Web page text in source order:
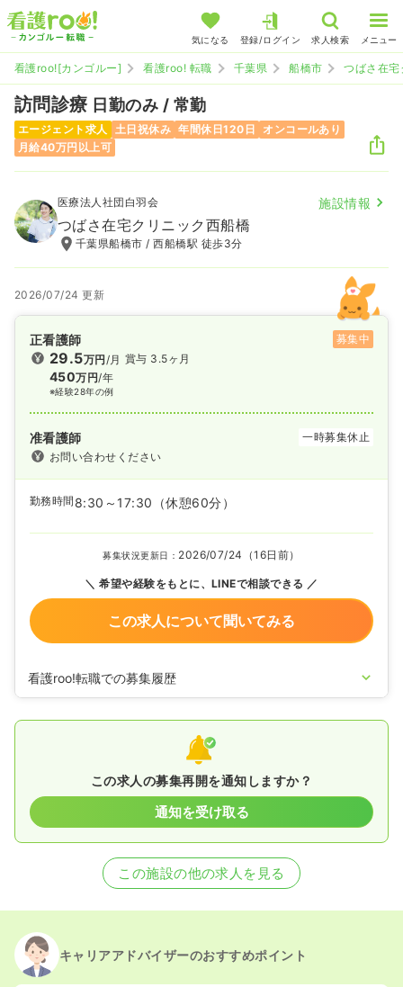
気になる 登録/ログイン 求人検索 メニュー
看護roo![カンゴルー] 看護roo! 転職 千葉県 船橋市 つばさ在
訪問診療 日勤のみ / 常勤
エージェント求人 土日祝休み 年間休日120日
オンコールあり
月給40万円以上可
医療法人社団白羽会 施設情報
つばさ在宅クリニック西船橋
千葉県船橋市 / 西船橋駅 徒歩3分
2026/07/24 更新
正看護師 募集中
29.5万円/月
450万円/年
※経験28年の例
賞与 3.5ヶ月
准看護師
一時募集休止
お問い合わせください
勤務時間 8:30～17:30 （休憩60分）
募集状況更新日： 2026/07/24（16日前）
希望や経験をもとに、LINEで相談できる
この求人について聞いてみる
看護roo!転職での募集履歴
2024/10/02正看護師の募集を休止
正看護師の募集を開始
正看護師の募集を休止
正看護師の募集を開始
2020/11/30正・准看護師を休止中
この求人の募集再開を通知しますか？
通知を受け取る
この施設の他の求人を見る
キャリアアドバイザーのおすすめポイント